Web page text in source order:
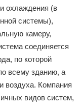
охлаждения (в
системы),
камеру,
соединяется
по которой
всему зданию, а
воздуха. Компания
видов систем,